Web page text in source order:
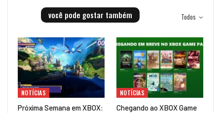
Todos
você pode gostar também
NOTÍCIAS
Próxima Semana em XBOX:
NOTÍCIAS
Chegando ao XBOX Game